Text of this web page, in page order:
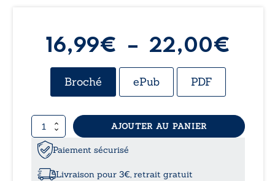
16,99€ – 22,00€
Broché ePub PDF
quantité
de
La
parole
politique
AJOUTER AU PANIER
Paiement sécurisé
Livraison pour 3€, retrait gratuit